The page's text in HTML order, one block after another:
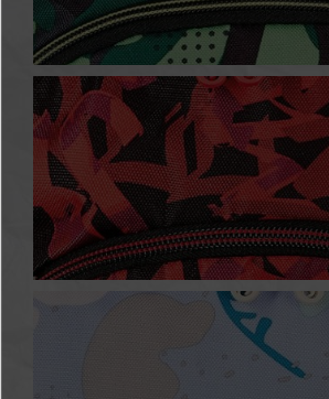
Camo
Graffiti